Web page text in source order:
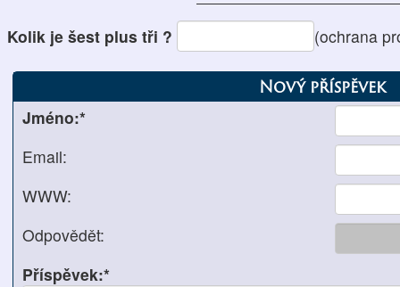
Kolik je šest plus tři ? (ochrana
Nový příspěvek
Jméno:*
Email:
WWW:
Odpovědět:
Příspěvek:*